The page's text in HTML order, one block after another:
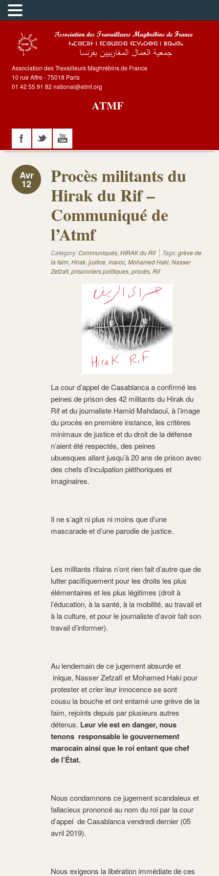
Association des Travailleurs Maghrébins de France
10 rue Affre - 75018 Paris
01 42 55 91 82 national@atmf.org
ATMF
Avr
12
Procès militants du
Hirak du Rif –
Communiqué de
l’Atmf
Category:Communiqués, HIRAK du Rif Tags:grève de
la faim, Hirak, justice, maroc, Mohamed Haki, Nasser
Zefzafi, prisonniers politiques, procès, Rif
La cour d’appel de Casablanca a confirmé les
peines de prison des 42 militants du Hirak du
Rif et du journaliste Hamid Mahdaoui, à l’image
du procès en première instance, les critères
minimaux de justice et du droit de la défense
n’aient été respectés, des peines
ubuesques allant jusqu’à 20 ans de prison avec
des chefs d’inculpation pléthoriques et
imaginaires.
Il ne s’agit ni plus ni moins que d’une
mascarade et d’une parodie de justice.
Les militants rifains n’ont rien fait d’autre que de
lutter pacifiquement pour les droits les plus
élémentaires et les plus légitimes (droit à
l’éducation, à la santé, à la mobilité, au travail et
à la culture, et pour le journaliste d’avoir fait son
travail d’informer).
Au lendemain de ce jugement absurde et
inique, Nasser Zefzafi et Mohamed Haki pour
protester et crier leur innocence se sont
cousu la bouche et ont entamé une grève de la
faim, rejoints depuis par plusieurs autres
détenus. Leur vie est en danger, nous
tenons responsable le gouvernement
marocain ainsi que le roi entant que chef
de l’État.
Nous condamnons ce jugement scandaleux et
fallacieux prononcé au nom du roi par la cour
d’appel de Casablanca vendredi dernier (05
avril 2019).
Nous exigeons la libération immédiate de ces